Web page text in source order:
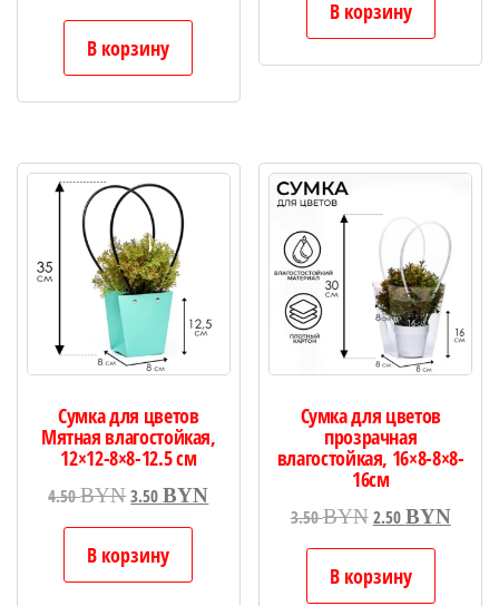
В корзину
В корзину
Сумка для цветов
Мятная влагостойкая,
12×12-8×8-12.5 см
4.50BYNПервоначальная
4.50 BYN.
3.50BYNТекущая
В корзину
Сумка для цветов
прозрачная
влагостойкая, 16×8-8×8-
16см
3.50BYN Первоначальная
3.50 BYN.
2.50BYN
В корзину